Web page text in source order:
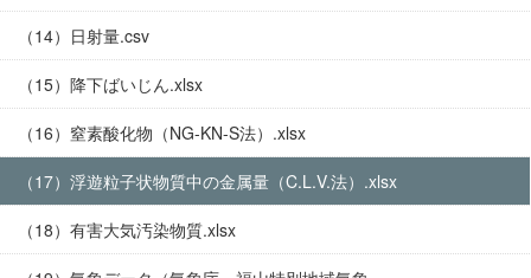
（14）日射量.csv
（15）降下ばいじん.xlsx
（16）窒素酸化物（NG-KN-S法）.xlsx
（17）浮遊粒子状物質中の金属量（C.L.V.法）.xlsx
（18）有害大気汚染物質.xlsx